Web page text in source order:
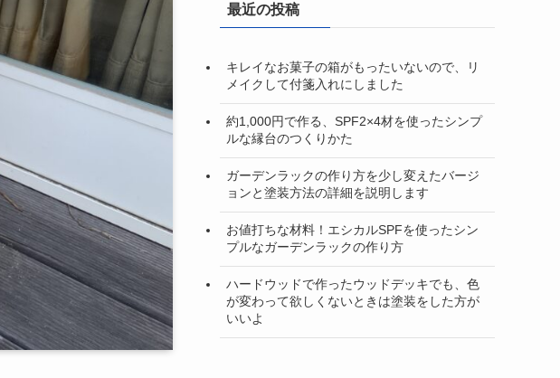
最近の投稿
キレイなお菓子の箱がもったいないので、リ
メイクして付箋入れにしました
約1,000円で作る、SPF2×4材を使ったシンプ
ルな縁台のつくりかた
ガーデンラックの作り方を少し変えたバージ
ョンと塗装方法の詳細を説明します
お値打ちな材料！エシカルSPFを使ったシン
プルなガーデンラックの作り方
ハードウッドで作ったウッドデッキでも、色
が変わって欲しくないときは塗装をした方が
いいよ